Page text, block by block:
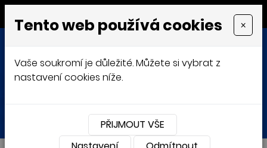
MENU
Přihlásit Košík
Tento web používá cookies ×
Vaše soukromí je důležité. Můžete si vybrat z
nastavení cookies níže.
PŘIJMOUT VŠE